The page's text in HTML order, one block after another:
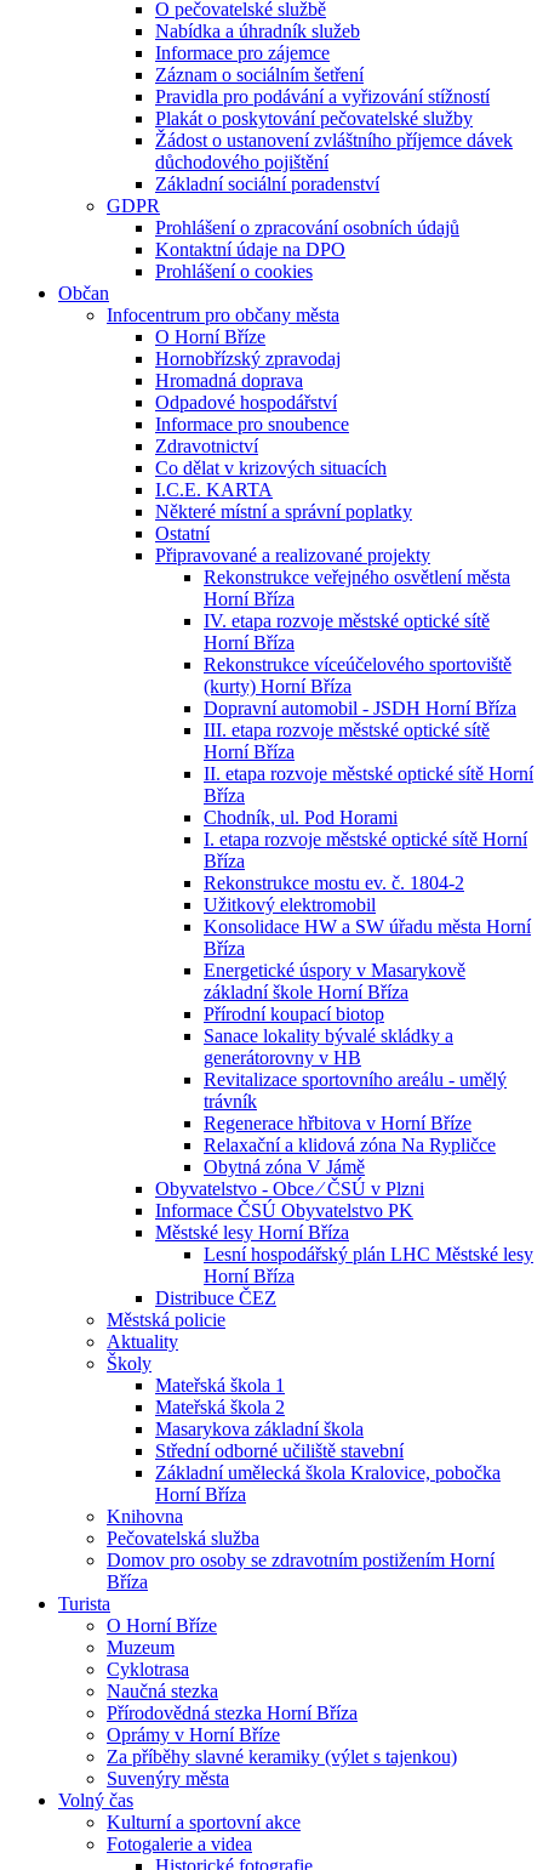
O pečovatelské službě
Nabídka a úhradník služeb
Informace pro zájemce
Záznam o sociálním šetření
Pravidla pro podávání a vyřizování stížností
Plakát o poskytování pečovatelské služby
Žádost o ustanovení zvláštního příjemce dávek
důchodového pojištění
Základní sociální poradenství
GDPR
Prohlášení o zpracování osobních údajů
Kontaktní údaje na DPO
Prohlášení o cookies
Občan
Infocentrum pro občany města
O Horní Bříze
Hornobřízský zpravodaj
Hromadná doprava
Odpadové hospodářství
Informace pro snoubence
Zdravotnictví
Co dělat v krizových situacích
I.C.E. KARTA
Některé místní a správní poplatky
Ostatní
Připravované a realizované projekty
Rekonstrukce veřejného osvětlení města
Horní Bříza
IV. etapa rozvoje městské optické sítě
Horní Bříza
Rekonstrukce víceúčelového sportoviště
(kurty) Horní Bříza
Dopravní automobil - JSDH Horní Bříza
III. etapa rozvoje městské optické sítě
Horní Bříza
II. etapa rozvoje městské optické sítě Horní
Bříza
Chodník, ul. Pod Horami
I. etapa rozvoje městské optické sítě Horní
Bříza
Rekonstrukce mostu ev. č. 1804-2
Užitkový elektromobil
Konsolidace HW a SW úřadu města Horní
Bříza
Energetické úspory v Masarykově
základní škole Horní Bříza
Přírodní koupací biotop
Sanace lokality bývalé skládky a
generátorovny v HB
Revitalizace sportovního areálu - umělý
trávník
Regenerace hřbitova v Horní Bříze
Relaxační a klidová zóna Na Rypličce
Obytná zóna V Jámě
Obyvatelstvo - Obce ⁄ ČSÚ v Plzni
Informace ČSÚ Obyvatelstvo PK
Městské lesy Horní Bříza
Lesní hospodářský plán LHC Městské lesy
Horní Bříza
Distribuce ČEZ
Městská policie
Aktuality
Školy
Mateřská škola 1
Mateřská škola 2
Masarykova základní škola
Střední odborné učiliště stavební
Základní umělecká škola Kralovice, pobočka
Horní Bříza
Knihovna
Pečovatelská služba
Domov pro osoby se zdravotním postižením Horní
Bříza
Turista
O Horní Bříze
Muzeum
Cyklotrasa
Naučná stezka
Přírodovědná stezka Horní Bříza
Oprámy v Horní Bříze
Za příběhy slavné keramiky (výlet s tajenkou)
Suvenýry města
Volný čas
Kulturní a sportovní akce
Fotogalerie a videa
Historické fotografie